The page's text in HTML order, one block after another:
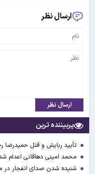
ارسال نظر
ارسال نظر
پربیننده ترین
تأیید ربایش و قتل حمیدرضا
محمد امینی دهاقانی اعدام
شنیده شدن صدای انفجار در